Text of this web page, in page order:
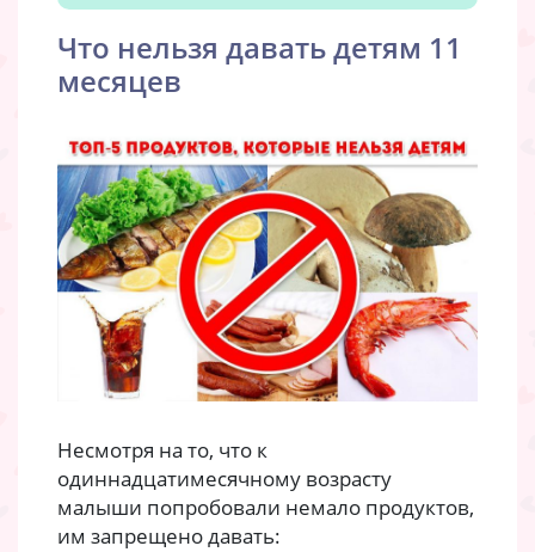
Что нельзя давать детям 11
месяцев
Несмотря на то, что к
одиннадцатимесячному возрасту
малыши попробовали немало продуктов,
им запрещено давать: